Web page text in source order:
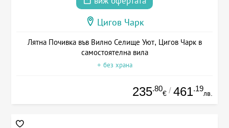
Цигов Чарк
Лятна Почивка във Вилно Селище Уют, Цигов Чарк в
самостоятелна вила
+ без храна
235.80
€ / 461.19
лв.